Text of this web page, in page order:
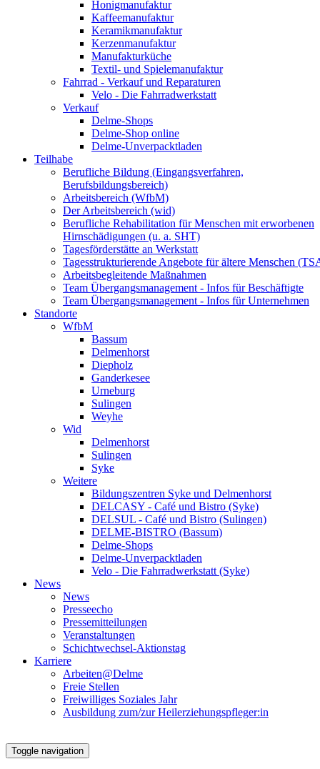
Honigmanufaktur
Kaffeemanufaktur
Keramikmanufaktur
Kerzenmanufaktur
Manufakturküche
Textil- und Spielemanufaktur
Fahrrad - Verkauf und Reparaturen
Velo - Die Fahrradwerkstatt
Verkauf
Delme-Shops
Delme-Shop online
Delme-Unverpacktladen
Teilhabe
Berufliche Bildung (Eingangsverfahren,
Berufsbildungsbereich)
Arbeitsbereich (WfbM)
Der Arbeitsbereich (wid)
Berufliche Rehabilitation für Menschen mit erworbenen
Hirnschädigungen (u. a. SHT)
Tagesförderstätte an Werkstatt
Tagesstrukturierende Angebote für ältere Menschen
Arbeitsbegleitende Maßnahmen
Team Übergangsmanagement - Infos für Beschäftigte
Team Übergangsmanagement - Infos für Unternehmen
Standorte
WfbM
Bassum
Delmenhorst
Diepholz
Ganderkesee
Urneburg
Sulingen
Weyhe
Wid
Delmenhorst
Sulingen
Syke
Weitere
Bildungszentren Syke und Delmenhorst
DELCASY - Café und Bistro (Syke)
DELSUL - Café und Bistro (Sulingen)
DELME-BISTRO (Bassum)
Delme-Shops
Delme-Unverpacktladen
Velo - Die Fahrradwerkstatt (Syke)
News
News
Presseecho
Pressemitteilungen
Veranstaltungen
Schichtwechsel-Aktionstag
Karriere
Arbeiten@Delme
Freie Stellen
Freiwilliges Soziales Jahr
Ausbildung zum/zur Heilerziehungspfleger:in
Toggle navigation